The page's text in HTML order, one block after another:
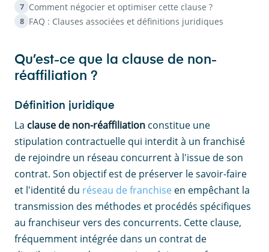
7 Comment négocier et optimiser cette clause ?
8 FAQ : Clauses associées et définitions juridiques
Qu’est-ce que la clause de non-
réaffiliation ?
Définition juridique
La clause de non-réaffiliation constitue une
stipulation contractuelle qui interdit à un franchisé
de rejoindre un réseau concurrent à l'issue de son
contrat. Son objectif est de préserver le savoir-faire
et l'identité du réseau de franchise en empêchant la
transmission des méthodes et procédés spécifiques
au franchiseur vers des concurrents. Cette clause,
fréquemment intégrée dans un contrat de